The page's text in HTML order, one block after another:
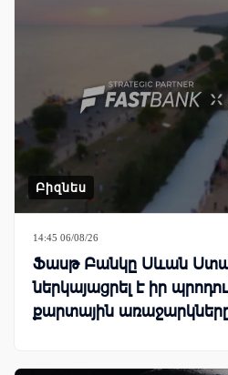
Բիզնես
14:45 06/08/26
Ֆասթ Բանկը Սևան
ներկայացրել է իր
քարտային